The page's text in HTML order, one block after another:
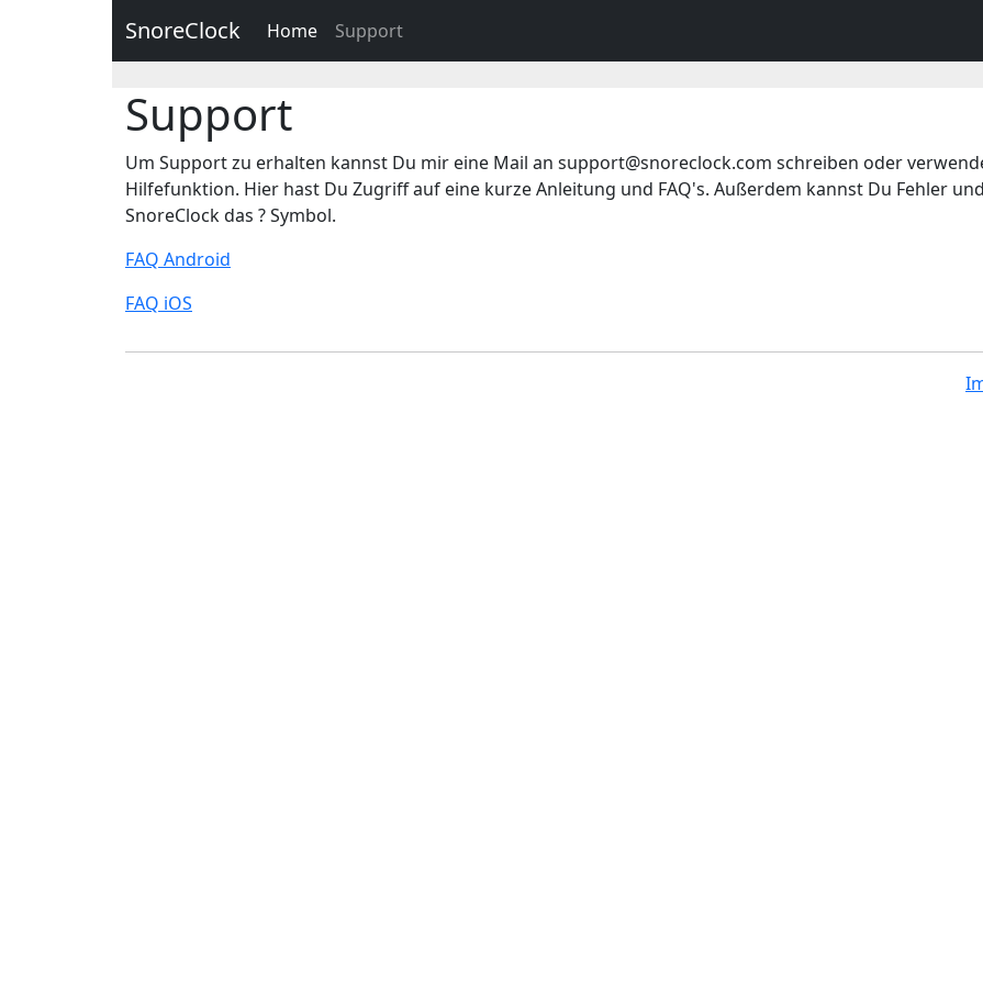
SnoreClock Home Support
Support
Um Support zu erhalten kannst Du mir eine Mail an support@snoreclock.com schreiben oder
Hilfefunktion. Hier hast Du Zugriff auf eine kurze Anleitung und FAQ's. Außerdem kannst Du Fehler
SnoreClock das ? Symbol.
FAQ Android
FAQ iOS